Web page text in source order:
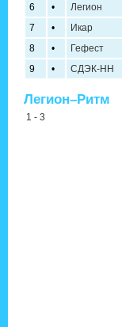
6
• Легион
7
• Икар
8
• Гефест
9
• СДЭК-НН
Легион–Ритм
1 - 3